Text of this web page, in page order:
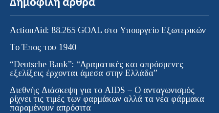
Δημοφιλή άρθρα
ActionAid: 88.265 GOAL στο Υπουργείο Εξωτερικών
Το Έπος του 1940
“Deutsche Bank”: “Δραματικές και απρόσμενες
εξελίξεις έρχονται άμεσα στην Ελλάδα”
Διεθνής Διάσκεψη για το AIDS – Ο ανταγωνισμός
ρίχνει τις τιμές των φαρμάκων αλλά τα νέα φάρμακα
παραμένουν απρόσιτα